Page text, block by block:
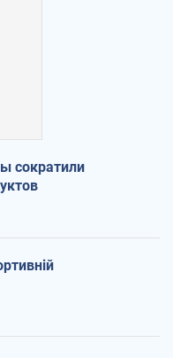
сократили